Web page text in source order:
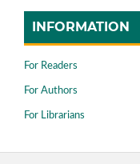
INFORMATION
For Readers
For Authors
For Librarians